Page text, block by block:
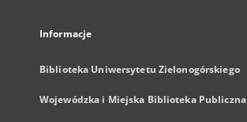
Informacje
Biblioteka Uniwersytetu Zielonogórskiego
Wojewódzka i Miejska Biblioteka Publiczna